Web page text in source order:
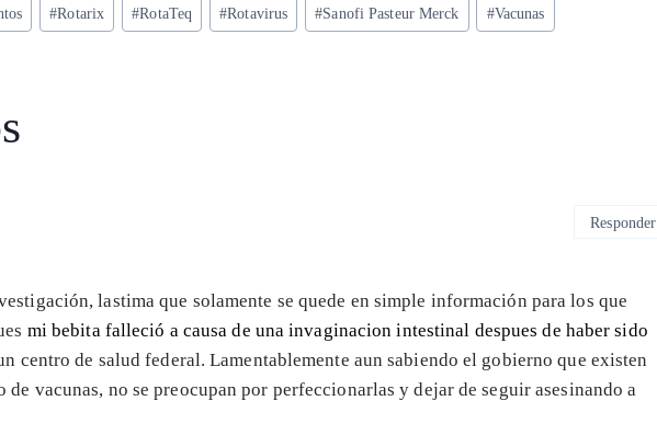
#Rotarix #RotaTeq #Rotavirus #Sanofi Pasteur Merck #Vacunas
lastima que solamente se quede en simple información para los que
mi bebita falleció a causa de una invaginacion intestinal despues de haber sido
centro de salud federal. Lamentablemente aun sabiendo el gobierno que existen
de vacunas, no se preocupan por perfeccionarlas y dejar de seguir asesinando a
Responder